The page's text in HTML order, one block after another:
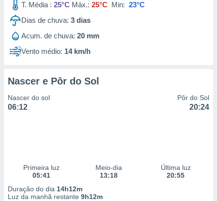
T. Média : 25°C Máx.: 25°C Min: 23°C
Dias de chuva: 3 dias
Acum. de chuva: 20 mm
Vento médio: 14 km/h
Nascer e Pôr do Sol
Nascer do sol
06:12
Pôr do Sol
20:24
Primeira luz
05:41
Meio-dia
13:18
Última luz
20:55
Duração do dia 14h12m
Luz da manhã restante 9h12m